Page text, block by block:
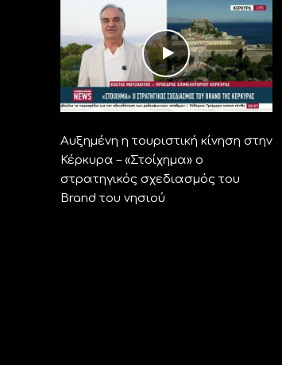
Αυξημένη η τουριστική κίνηση στην
Κέρκυρα – «Στοίχημα» ο
στρατηγικός σχεδιασμός του
Brand του νησιού